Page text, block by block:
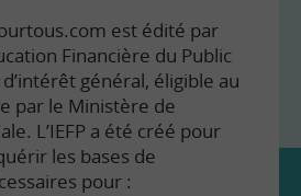
est édité par
Financière du Public
d’intérêt général, éligible au
par le Ministère de
L’IEFP a été créé pour
les bases de
pour :